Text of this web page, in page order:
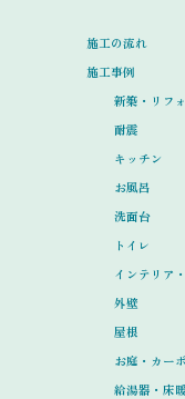
施工の流れ
施工事例
新築・リフ
耐震
キッチン
お風呂
洗面台
トイレ
インテリア
外壁
屋根
お庭・カー
給湯器・床